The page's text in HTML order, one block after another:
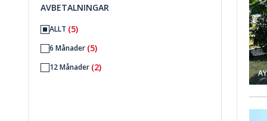
AVBETALNINGAR
ALLT (5)
6 Månader (5)
12 Månader (2)